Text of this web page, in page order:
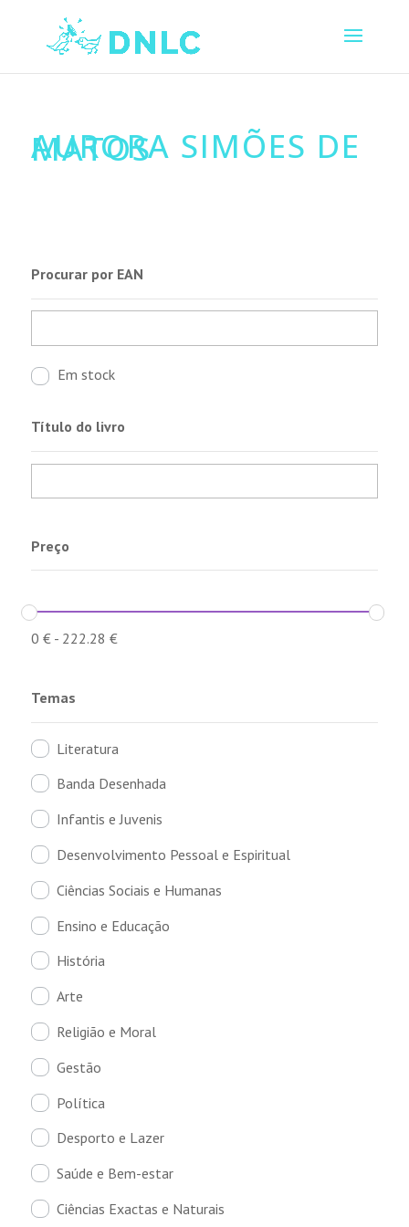
AURORA SIMÕES DE
MATOS
Procurar por EAN
Em stock
Título do livro
Preço
0 €- 222.28 €
Temas
Literatura
Banda Desenhada
Infantis e Juvenis
Desenvolvimento Pessoal e Espiritual
Ciências Sociais e Humanas
Ensino e Educação
História
Arte
Religião e Moral
Gestão
Política
Desporto e Lazer
Saúde e Bem-estar
Ciências Exactas e Naturais